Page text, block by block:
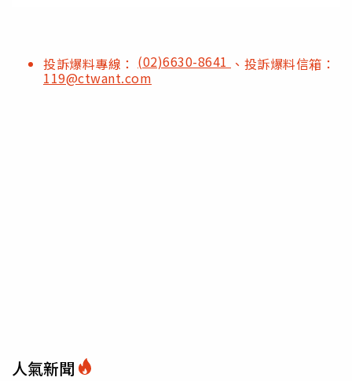
投訴爆料專線： (02)6630-8641 、投訴爆料信箱：
119@ctwant.com
人氣新聞